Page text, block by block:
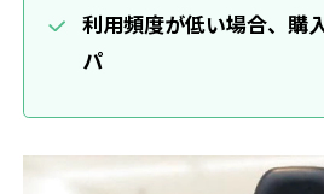
利用頻度が低い場合、購
パ